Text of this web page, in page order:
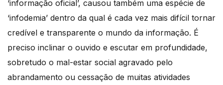
‘informação oficial’, causou também uma espécie de
‘infodemia’ dentro da qual é cada vez mais difícil tornar
credível e transparente o mundo da informação. É
preciso inclinar o ouvido e escutar em profundidade,
sobretudo o mal-estar social agravado pelo
abrandamento ou cessação de muitas atividades